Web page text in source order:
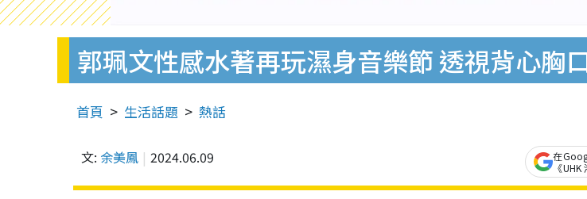
郭珮文性感水著再玩濕身音樂節 透視背心胸
首頁 生活話題 熱話
文: 余美鳳 2024.06.09
在
《UHK